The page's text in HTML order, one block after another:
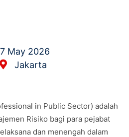
May 2026
Jakarta
in Public Sector) adalah
Risiko bagi para pejabat
dan menengah dalam